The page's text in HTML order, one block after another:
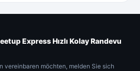
Express Hızlı Kolay Randevu
vereinbaren möchten, melden Sie sich